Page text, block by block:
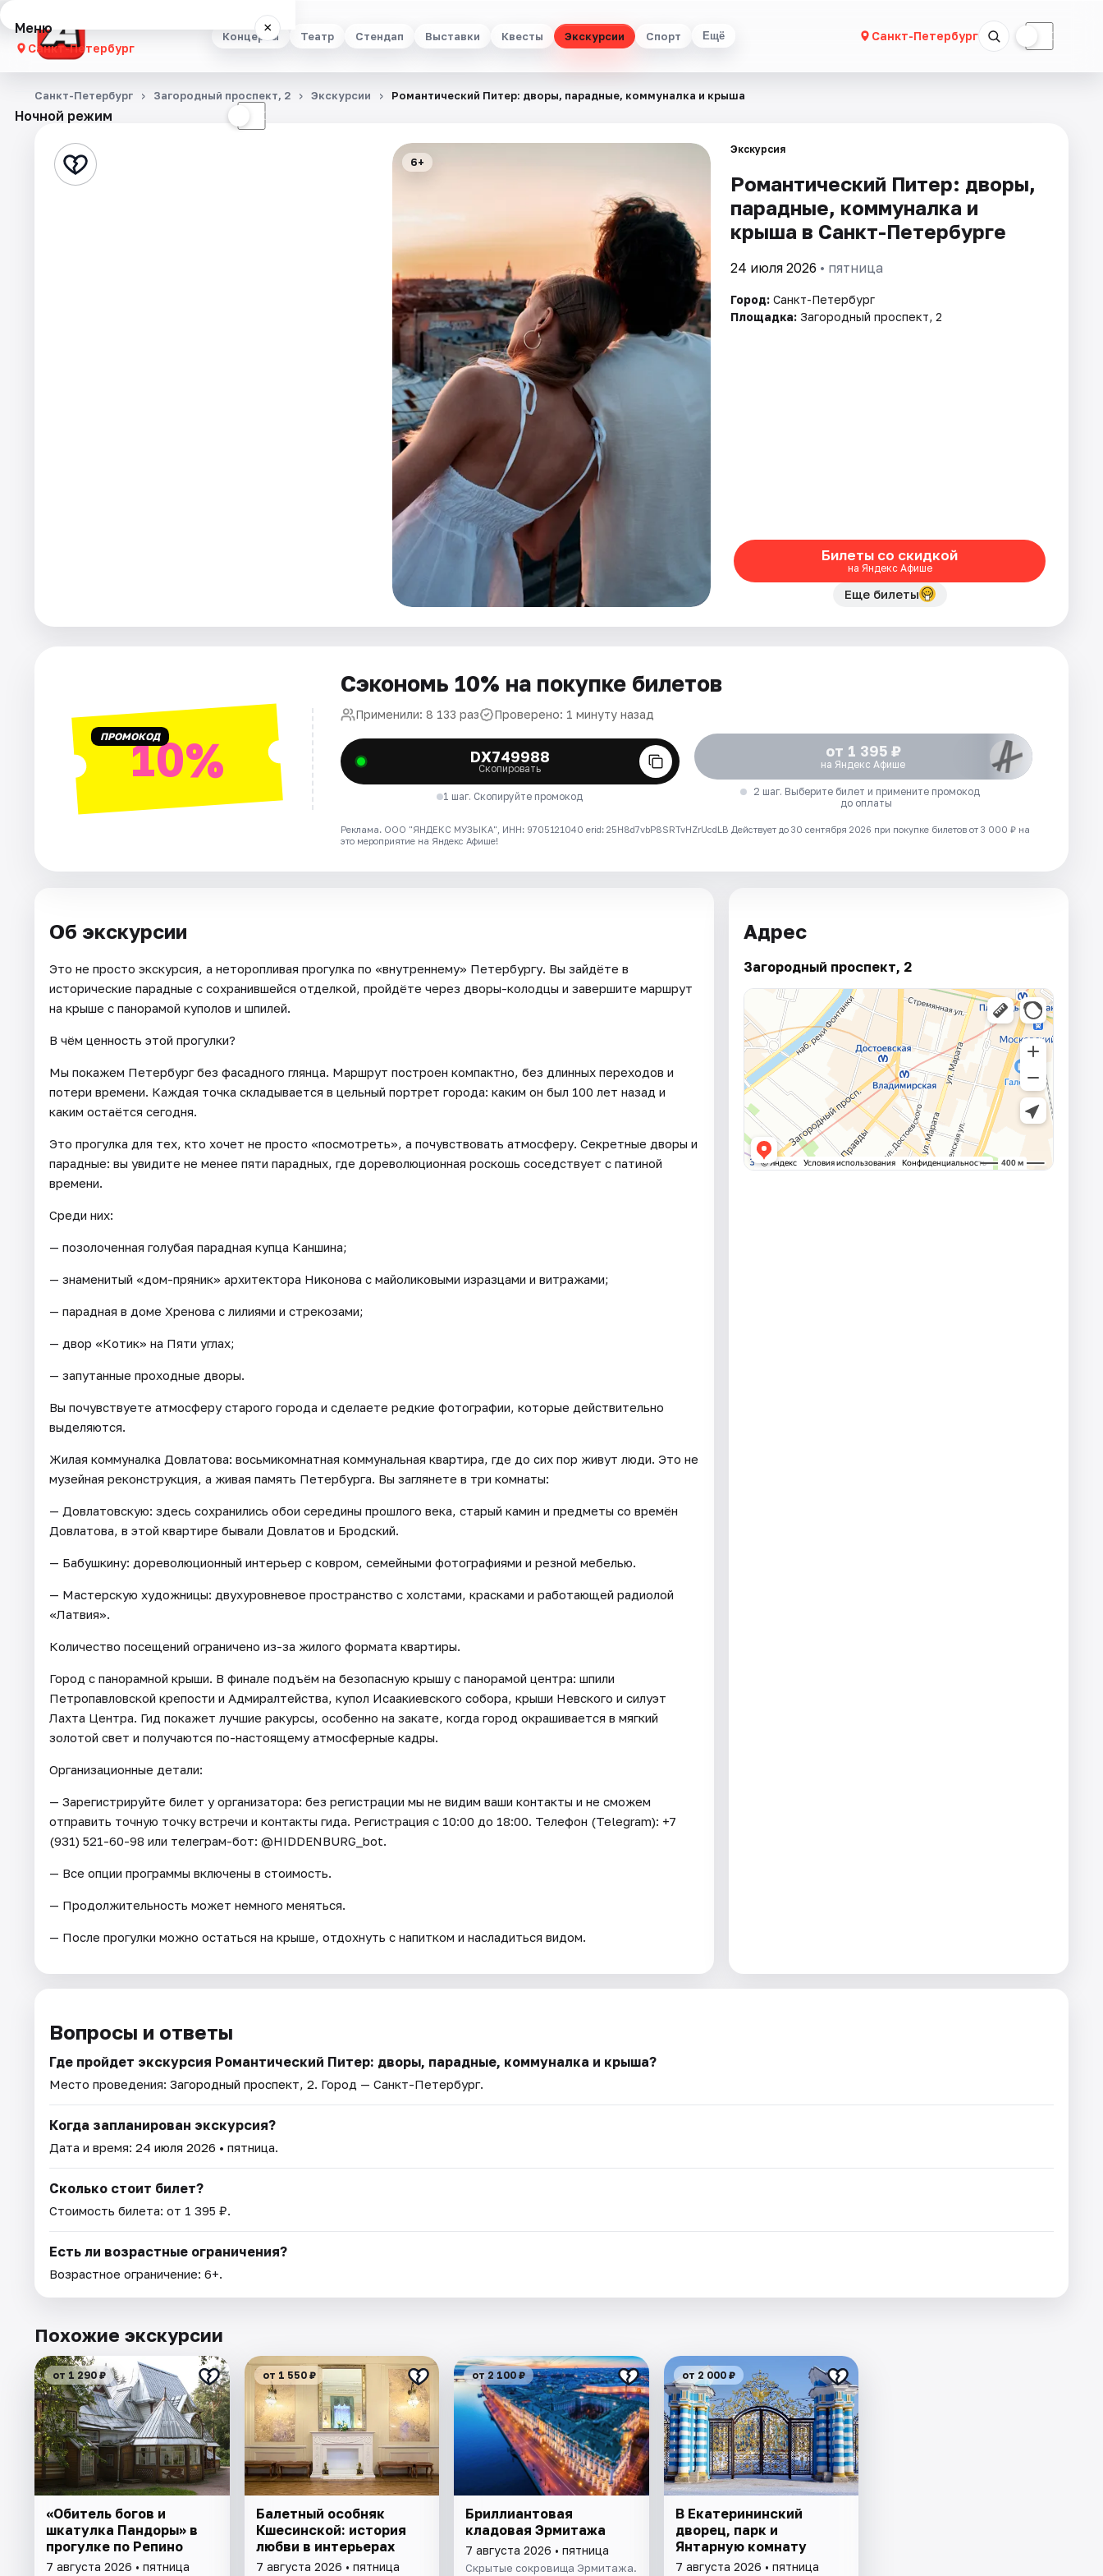
Концерты Театр Стендап Выставки Квесты Экскурсии Спорт Ещё Санкт-Петербург ☾
Меню ×
Санкт-Петербург
Концерты
Стендап
Ночной режим ☾
Санкт-Петербург Загородный проспект, 2 Экскурсии Романтический Питер: дворы, парадные, коммуналка и крыша
6+
Экскурсия
Романтический Питер: дворы,
парадные, коммуналка и
крыша в Санкт-Петербурге
24 июля 2026 • пятница
Город: Санкт-Петербург
Площадка: Загородный проспект, 2
Билеты со скидкой
на Яндекс Афише
Еще билеты
ПРОМОКОД10%
Сэкономь 10% на покупке билетов
Применили: 8 133 раз Проверено: 1 минуту назад
DX749988
Скопировать
1 шаг. Скопируйте промокод
от 1 395 ₽
на Яндекс Афише
2 шаг. Выберите билет и примените промокод
до оплаты
Реклама. ООО "ЯНДЕКС МУЗЫКА", ИНН: 9705121040 erid: 25H8d7vbP8SRTvHZrUcdLB Действует до 30 сентября 2026 при покупке билетов от 3 000 ₽ на
это мероприятие на Яндекс Афише!
Об экскурсии
Это не просто экскурсия, а неторопливая прогулка по «внутреннему» Петербургу. Вы зайдёте в
исторические парадные с сохранившейся отделкой, пройдёте через дворы-колодцы и завершите маршрут
на крыше с панорамой куполов и шпилей.
В чём ценность этой прогулки?
Мы покажем Петербург без фасадного глянца. Маршрут построен компактно, без длинных переходов и
потери времени. Каждая точка складывается в цельный портрет города: каким он был 100 лет назад и
каким остаётся сегодня.
Это прогулка для тех, кто хочет не просто «посмотреть», а почувствовать атмосферу. Секретные дворы и
парадные: вы увидите не менее пяти парадных, где дореволюционная роскошь соседствует с патиной
времени.
Среди них:
— позолоченная голубая парадная купца Каншина;
— знаменитый «дом-пряник» архитектора Никонова с майоликовыми изразцами и витражами;
— парадная в доме Хренова с лилиями и стрекозами;
— двор «Котик» на Пяти углах;
— запутанные проходные дворы.
Вы почувствуете атмосферу старого города и сделаете редкие фотографии, которые действительно
выделяются.
Жилая коммуналка Довлатова: восьмикомнатная коммунальная квартира, где до сих пор живут люди. Это не
музейная реконструкция, а живая память Петербурга. Вы заглянете в три комнаты:
— Довлатовскую: здесь сохранились обои середины прошлого века, старый камин и предметы со времён
Довлатова, в этой квартире бывали Довлатов и Бродский.
— Бабушкину: дореволюционный интерьер с ковром, семейными фотографиями и резной мебелью.
— Мастерскую художницы: двухуровневое пространство с холстами, красками и работающей радиолой
«Латвия».
Количество посещений ограничено из-за жилого формата квартиры.
Город с панорамной крыши. В финале подъём на безопасную крышу с панорамой центра: шпили
Петропавловской крепости и Адмиралтейства, купол Исаакиевского собора, крыши Невского и силуэт
Лахта Центра. Гид покажет лучшие ракурсы, особенно на закате, когда город окрашивается в мягкий
золотой свет и получаются по-настоящему атмосферные кадры.
Организационные детали:
— Зарегистрируйте билет у организатора: без регистрации мы не видим ваши контакты и не сможем
отправить точную точку встречи и контакты гида. Регистрация с 10:00 до 18:00. Телефон (Telegram): +7
(931) 521-60-98 или телеграм-бот: @HIDDENBURG_bot.
— Все опции программы включены в стоимость.
— Продолжительность может немного меняться.
— После прогулки можно остаться на крыше, отдохнуть с напитком и насладиться видом.
Адрес
Загородный проспект, 2
Вопросы и ответы
Где пройдет экскурсия Романтический Питер: дворы, парадные, коммуналка и крыша?
Место проведения: Загородный проспект, 2. Город — Санкт-Петербург.
Когда запланирован экскурсия?
Дата и время: 24 июля 2026 • пятница.
Сколько стоит билет?
Стоимость билета: от 1 395 ₽.
Есть ли возрастные ограничения?
Возрастное ограничение: 6+.
Похожие экскурсии
от 1 290 ₽
«Обитель богов и
шкатулка Пандоры» в
прогулке по Репино
7 августа 2026 • пятница
от 1 550 ₽
Балетный особняк
Кшесинской: история
любви в интерьерах
7 августа 2026 • пятница
от 2 100 ₽
Бриллиантовая
кладовая Эрмитажа
7 августа 2026 • пятница
Скрытые сокровища Эрмитажа.
от 2 000 ₽
В Екатерининский
дворец, парк и
Янтарную комнату
7 августа 2026 • пятница